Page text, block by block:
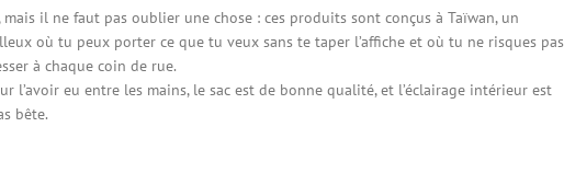
mais il ne faut pas oublier une chose : ces produits sont conçus à Taïwan, un
où tu peux porter ce que tu veux sans te taper l’affiche et où tu ne risques pas
à chaque coin de rue.
l’avoir eu entre les mains, le sac est de bonne qualité, et l’éclairage intérieur est
bête.